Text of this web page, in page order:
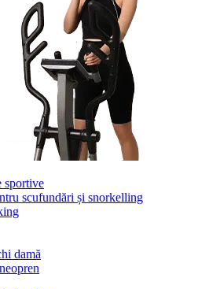
sportive
scufundări și snorkelling
damă